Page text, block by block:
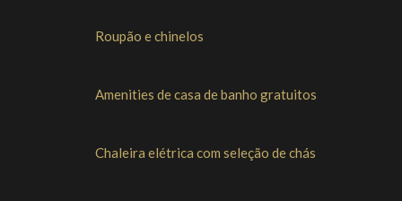
Roupão e chinelos
Amenities de casa de banho gratuitos
Chaleira elétrica com seleção de chás